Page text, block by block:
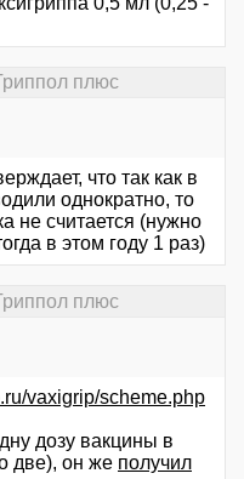
плюс
что так как в
однократно, то
не считается (нужно
в этом году 1 раз)
плюс
vaxigrip/scheme.php
дозу вакцины в
две), он же получил